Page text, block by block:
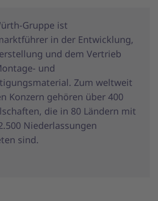
Gruppe ist
in der Entwicklung,
und dem Vertrieb
und
Zum weltweit
Konzern gehören über 400
die in 80 Ländern mit
Niederlassungen
sind.